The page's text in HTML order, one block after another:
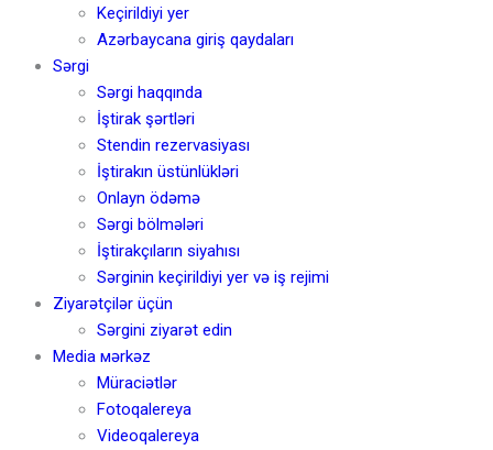
Keçirildiyi yer
Azərbaycana giriş qaydaları
Sərgi
Sərgi haqqında
İştirak şərtləri
Stendin rezervasiyası
İştirakın üstünlükləri
Onlayn ödəmə
Sərgi bölmələri
İştirakçıların siyahısı
Sərginin keçirildiyi yer və iş rejimi
Ziyarətçilər üçün
Sərgini ziyarət edin
Media мərkəz
Müraciətlər
Fotoqalereya
Videoqalereya